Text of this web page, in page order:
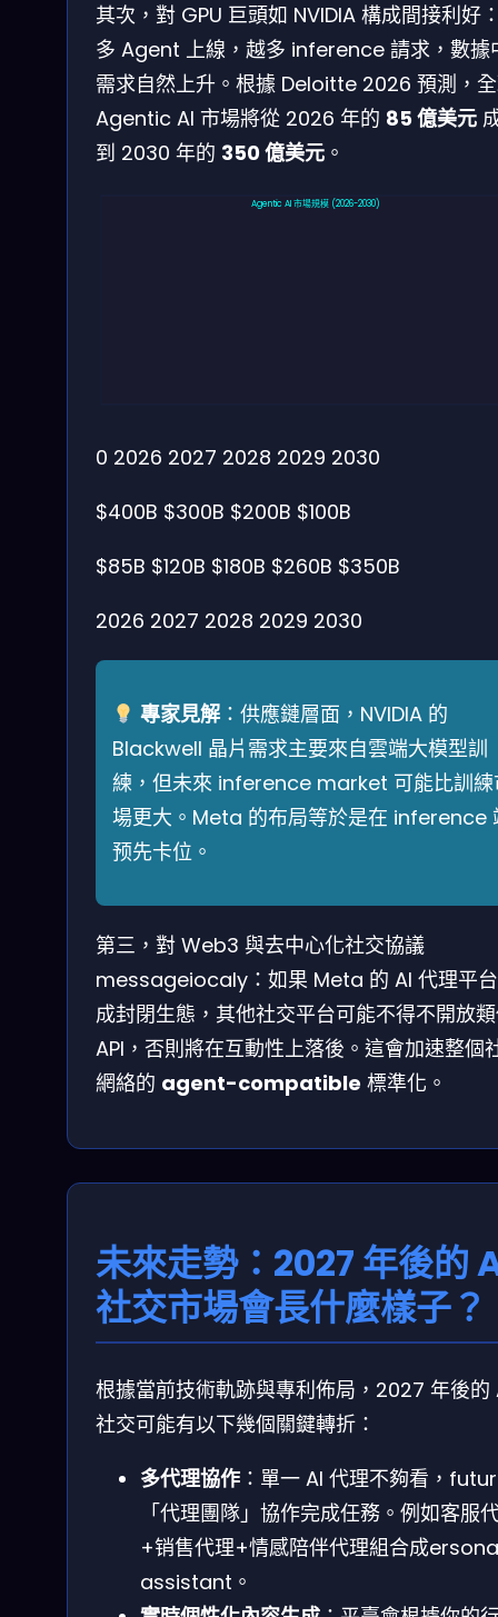
其次，對 GPU 巨頭如 NVIDIA 構成間接利好
多 Agent 上線，越多 inference 請求，數據
需求自然上升。根據 Deloitte 2026 預測，
Agentic AI 市場將從 2026 年的 85 億美元
到 2030 年的 350 億美元 。
Agentic AI 市場規模 (2026-2030)
0 2026 2027 2028 2029 2030
$400B $300B $200B $100B
$85B $120B $180B $260B $350B
2026 2027 2028 2029 2030
專家見解：供應鏈層面，NVIDIA 的
Blackwell 晶片需求主要來自雲端大模型訓
練，但未來 inference market 可能比訓練
場更大。Meta 的布局等於是在 inference
预先卡位。
第三，對 Web3 與去中心化社交協議
messageiocaly：如果 Meta 的 AI 代理平
成封閉生態，其他社交平台可能不得不開放
API，否則將在互動性上落後。這會加速整個
網絡的 agent-compatible 標準化。
未來走勢：2027 年後的
社交市場會長什麼樣子？
根據當前技術軌跡與專利佈局，2027 年後的
社交可能有以下幾個關鍵轉折：
多代理協作 ：單一 AI 代理不夠看，
「代理團隊」協作完成任務。例如客服
+销售代理+情感陪伴代理組合成
assistant。